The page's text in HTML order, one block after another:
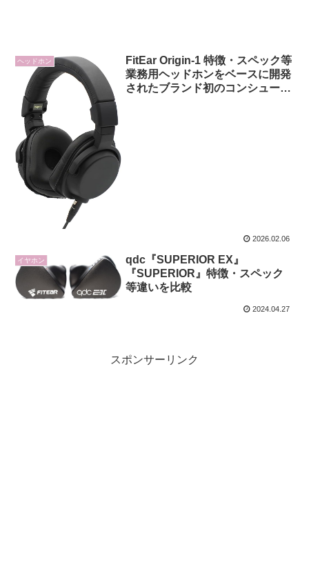
ヘッドホン
FitEar Origin-1 特徴・スペック等
業務用ヘッドホンをベースに開発
されたブランド初のコンシューマ
2026.02.06
イヤホン
qdc『SUPERIOR EX』
『SUPERIOR』特徴・スペック
等違いを比較
2024.04.27
スポンサーリンク